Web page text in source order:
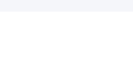
مدرن و فضایی آرام